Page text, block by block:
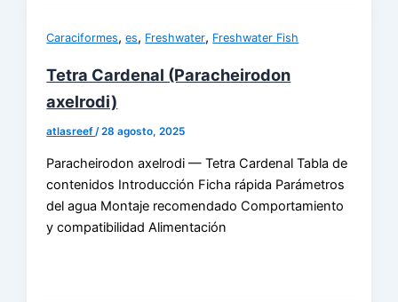
Caraciformes,es, Freshwater, Freshwater Fish
Tetra Cardenal (Paracheirodon
axelrodi)
atlasreef/28 agosto, 2025
Paracheirodon axelrodi — Tetra Cardenal Tabla de
contenidos Introducción Ficha rápida Parámetros
del agua Montaje recomendado Comportamiento
y compatibilidad Alimentación